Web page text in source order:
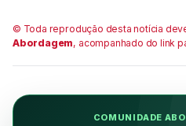
© Toda reprodução desta notícia
Abordagem, acompanhado do link
COMUNIDADE